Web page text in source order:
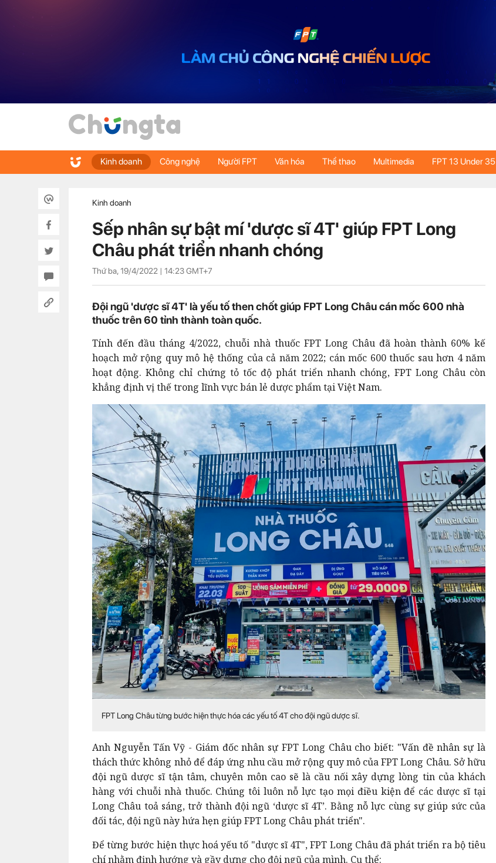
Kinh doanh Công nghệ Người FPT Văn hóa Thể thao Multimedia FPT 13 Under 35
Kinh doanh
Sếp nhân sự bật mí 'dược sĩ 4T' giúp FPT Long
Châu phát triển nhanh chóng
Thứ ba, 19/4/2022 | 14:23GMT+7
Đội ngũ 'dược sĩ 4T' là yếu tố then chốt giúp FPT Long Châu cán mốc 600 nhà
thuốc trên 60 tỉnh thành toàn quốc.
Tính đến đầu tháng 4/2022, chuỗi nhà thuốc FPT Long Châu đã hoàn thành 60% kế
hoạch mở rộng quy mô hệ thống của cả năm 2022; cán mốc 600 thuốc sau hơn 4 năm
hoạt động. Không chỉ chứng tỏ tốc độ phát triển nhanh chóng, FPT Long Châu còn
khẳng định vị thế trong lĩnh vực bán lẻ dược phẩm tại Việt Nam.
FPT Long Châu từng bước hiện thực hóa các yếu tố 4T cho đội ngũ dược sĩ.
Anh Nguyễn Tấn Vỹ - Giám đốc nhân sự FPT Long Châu cho biết: "Vấn đề nhân sự là
thách thức không nhỏ để đáp ứng nhu cầu mở rộng quy mô của FPT Long Châu. Sở hữu
đội ngũ dược sĩ tận tâm, chuyên môn cao sẽ là cầu nối xây dựng lòng tin của khách
hàng với chuỗi nhà thuốc. Chúng tôi luôn nỗ lực tạo mọi điều kiện để các dược sĩ tại
Long Châu toả sáng, trở thành đội ngũ ‘dược sĩ 4T’. Bằng nỗ lực cùng sự giúp sức của
đối tác, đội ngũ này hứa hẹn giúp FPT Long Châu phát triển".
Để từng bước hiện thực hoá yếu tố "dược sĩ 4T", FPT Long Châu đã phát triển ra bộ tiêu
chí nhằm định hướng và gầy dựng cho đội ngũ của mình. Cụ thể: